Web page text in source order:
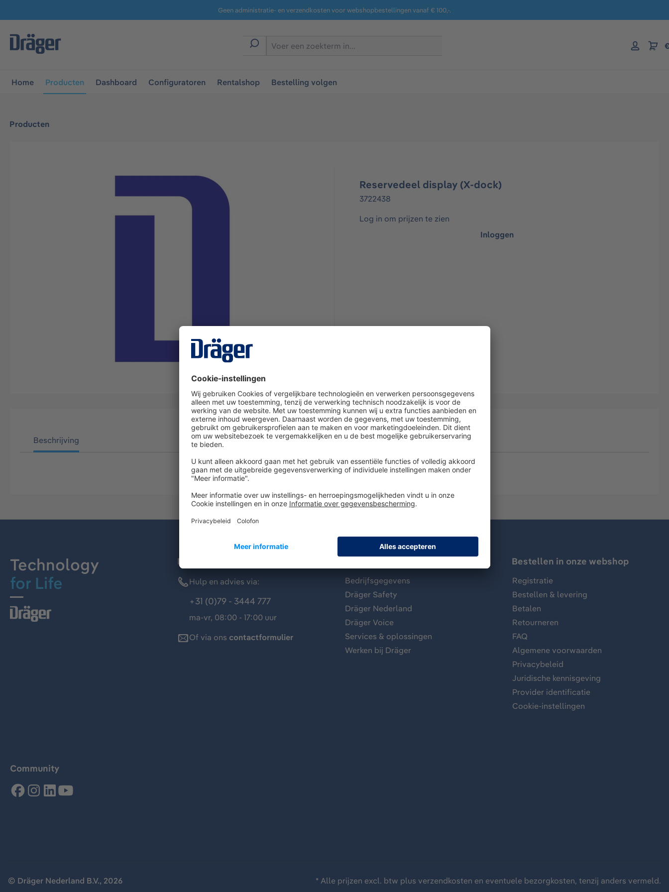
Ga naar navigatie B2B-platformGeen administratie- en verzendkosten voor webshopbestellingen vanaf € 100,-.
Home Producten Dashboard Configuratoren Rentalshop Bestelling volgen
Producten
Reservedeel display (X-dock)
3722438
Log in om prijzen te zien
Inloggen
Beschrijving
Technology
for Life
Dräger klantenservice
Hulp en advies via:
+31 (0)79 - 3444 777
ma-vr, 08:00 - 17:00 uur
Of via ons contactformulier
Bedrijfsgegevens
Dräger Safety
Dräger Nederland
Dräger Voice
Services & oplossingen
Werken bij Dräger
Bestellen in onze webshop
Registratie
Bestellen & levering
Betalen
Retourneren
FAQ
Algemene voorwaarden
Privacybeleid
Juridische kennisgeving
Provider identificatie
Cookie-instellingen
Community
© Dräger Nederland B.V., 2026 * Alle prijzen excl. btw plus verzendkosten en eventuele bezorgkosten, tenzij anders vermeld.